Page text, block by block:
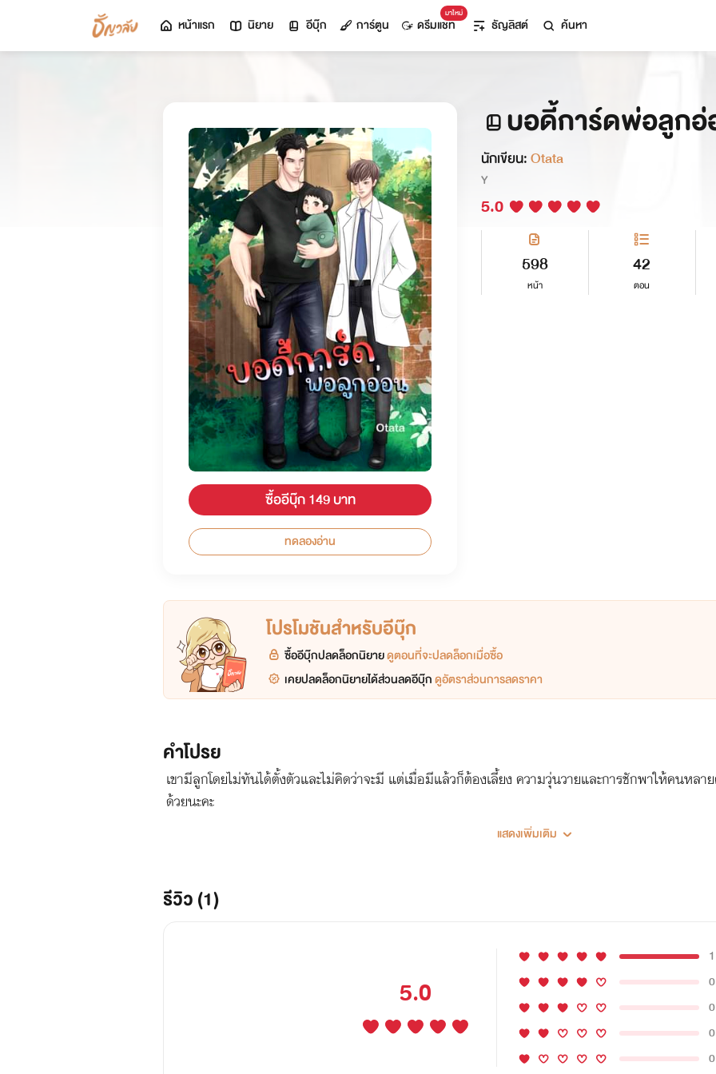
หน้าแรก นิยาย อีบุ๊ก การ์ตูน
มาใหม่
ดรีมแชท ธัญลิสต์ ค้นหา
ซื้ออีบุ๊ก 149 บาท
ทดลองอ่าน
บอดี้การ์ดพ่อลูกอ่
นักเขียน:Otata
Y
5.0
598
หน้า
42
ตอน
โปรโมชันสำหรับอีบุ๊ก
ซื้ออีบุ๊กปลดล็อกนิยายดูตอนที่จะปลดล็อกเมื่อซื้อ
เคยปลดล็อกนิยายได้ส่วนลดอีบุ๊กดูอัตราส่วนการลดราคา
คำโปรย
เขามีลูกโดยไม่ทันได้ตั้งตัวและไม่คิดว่าจะมี แต่เมื่อมีแล้วก็ต้องเลี้ยง ความวุ่นวายและการชักพาให้คนหล
ด้วยนะคะ
แสดงเพิ่มเติม
รีวิว (1)
5.0
1
0
0
0
0